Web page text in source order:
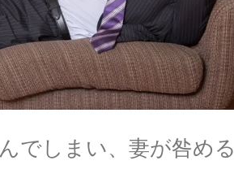
でしまい、妻が咎める